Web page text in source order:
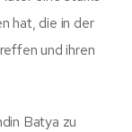
hat, die in der
und ihren
Batya zu